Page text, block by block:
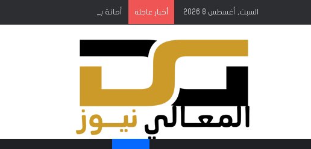
السبت, أغسطس 8 2026 أخبار عاجلة أمانة بغداد: إطلاق مشروع متكامل